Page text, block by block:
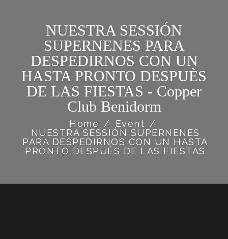
NUESTRA SESSIÓN
SUPERNENES PARA
DESPEDIRNOS CON UN
HASTA PRONTO DESPUÈS
DE LAS FIESTAS - Copper
Club Benidorm
Home / Event /
NUESTRA SESSIÓN SUPERNENES
PARA DESPEDIRNOS CON UN HASTA
PRONTO DESPUÈS DE LAS FIESTAS